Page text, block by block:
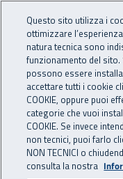
INAIL -
Navigazione - Ti
Home Atti e documenti
09 agosto 2021
09 agosto 2021
Questo sito utilizza i
ottimizzare
natura tecnica sono
funzionamento del sito.
possono essere
accettare tutti i cookie
COOKIE, oppure puoi
categorie che vuoi
COOKIE. Se invece
non tecnici, puoi farlo
NON TECNICI o
consulta la nostra